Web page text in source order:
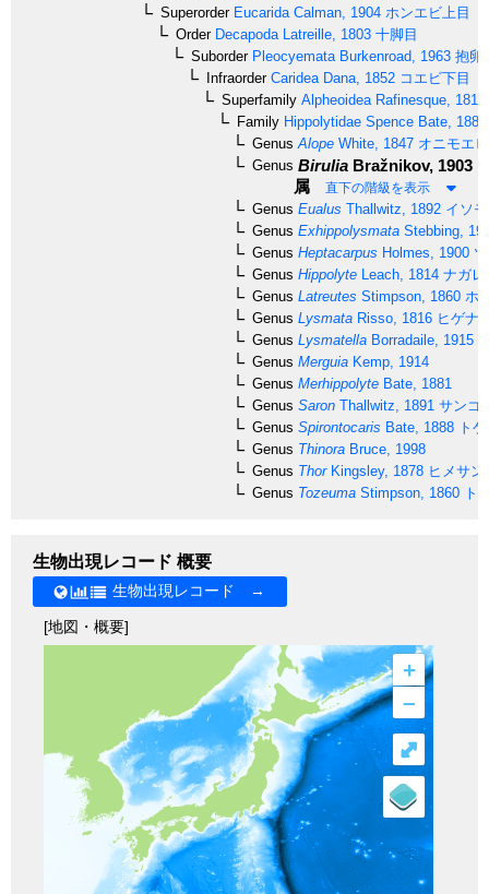
SuperorderEucarida Calman, 1904 ホンエビ上目
OrderDecapoda Latreille, 1803 十脚目
SuborderPleocyemata Burkenroad, 1963 抱卵
InfraorderCaridea Dana, 1852 コエビ下目
Superfamily Alpheoidea Rafinesque, 1815
Family Hippolytidae Spence Bate, 1888
Genus Alope White, 1847 オニモエ
Genus Birulia Bražnikov, 1903
属
直下の階級を表示
Genus Eualus Thallwitz, 1892 イソ
Genus Exhippolysmata Stebbing,
Genus Heptacarpus Holmes, 1900
Genus Hippolyte Leach, 1814 ナガレ
Genus Latreutes Stimpson, 1860 ホ
Genus Lysmata Risso, 1816 ヒゲナ
Genus Lysmatella Borradaile, 1915
Genus Merguia Kemp, 1914
Genus Merhippolyte Bate, 1881
Genus Saron Thallwitz, 1891 サンゴ
Genus Spirontocaris Bate, 1888 ト
Genus Thinora Bruce, 1998
Genus ThorKingsley, 1878 ヒメサ
Genus Tozeuma Stimpson, 1860 ト
生物出現レコード 概要
生物出現レコード →
[地図・概要]
+
–
⤢